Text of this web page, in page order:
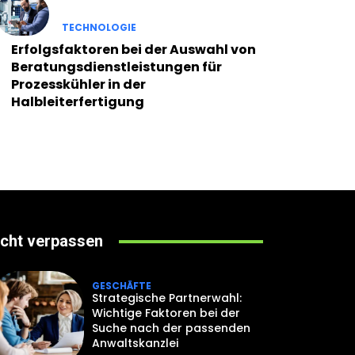
TECHNOLOGIE
Erfolgsfaktoren bei der Auswahl von
Beratungsdienstleistungen für
Prozesskühler in der
Halbleiterfertigung
verpassen
GESCHÄFTE
Strategische Partnerwahl:
Wichtige Faktoren bei der
Suche nach der passenden
Anwaltskanzlei